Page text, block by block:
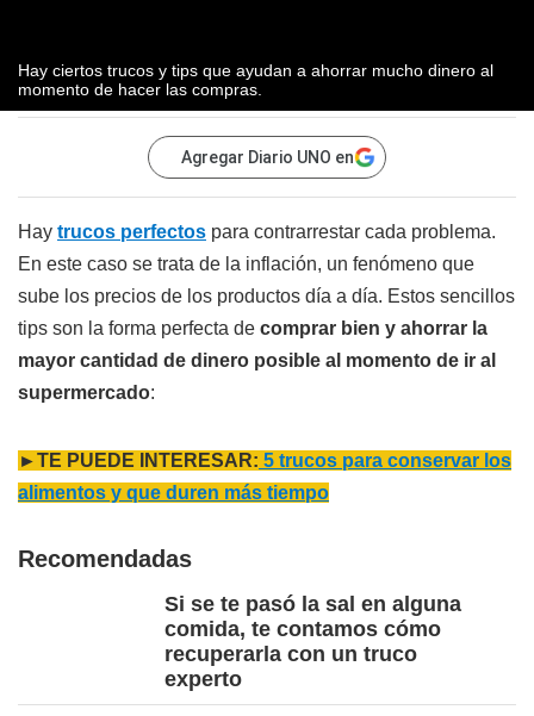
Hay ciertos trucos y tips que ayudan a ahorrar mucho dinero al
momento de hacer las compras.
Agregar Diario UNO en
Hay trucos perfectos para contrarrestar cada problema.
En este caso se trata de la inflación, un fenómeno que
sube los precios de los productos día a día. Estos sencillos
tips son la forma perfecta de comprar bien y ahorrar la
mayor cantidad de dinero posible al momento de ir al
supermercado:
►TE PUEDE INTERESAR: 5 trucos para conservar los
alimentos y que duren más tiempo
Recomendadas
Si se te pasó la sal en alguna
comida, te contamos cómo
recuperarla con un truco
experto